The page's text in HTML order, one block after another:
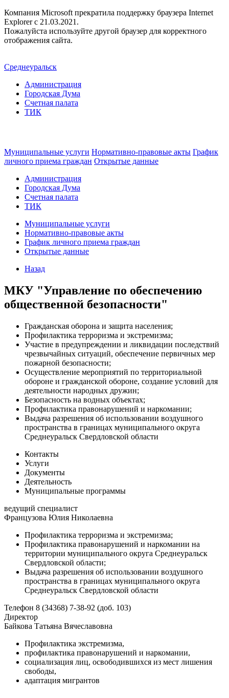
Компания Microsoft прекратила поддержку браузера Internet
Explorer c 21.03.2021.
Пожалуйста используйте другой браузер для корректного
отображения сайта.
Среднеуральск
Администрация
Городская Дума
Счетная палата
ТИК
Муниципальные услуги Нормативно-правовые акты График
личного приема граждан Открытые данные
Администрация
Городская Дума
Счетная палата
ТИК
Муниципальные услуги
Нормативно-правовые акты
График личного приема граждан
Открытые данные
Назад
МКУ "Управление по обеспечению
общественной безопасности"
Гражданская оборона и защита населения;
Профилактика терроризма и экстремизма;
Участие в предупреждении и ликвидации последствий
чрезвычайных ситуаций, обеспечение первичных мер
пожарной безопасности;
Осуществление мероприятий по территориальной
обороне и гражданской обороне, создание условий для
деятельности народных дружин;
Безопасность на водных объектах;
Профилактика правонарушений и наркомании;
Выдача разрешения об использовании воздушного
пространства в границах муниципального округа
Среднеуральск Свердловской области
Контакты
Услуги
Документы
Деятельность
Муниципальные программы
ведущий специалист
Французова Юлия Николаевна
Профилактика терроризма и экстремизма;
Профилактика правонарушений и наркомании на
территории муниципального округа Среднеуральск
Свердловской области;
Выдача разрешения об использовании воздушного
пространства в границах муниципального округа
Среднеуральск Свердловской области
Телефон 8 (34368) 7-38-92 (доб. 103)
Директор
Байкова Татьяна Вячеславовна
Профилактика экстремизма,
профилактика правонарушений и наркомании,
социализация лиц, освободившихся из мест лишения
свободы,
адаптация мигрантов